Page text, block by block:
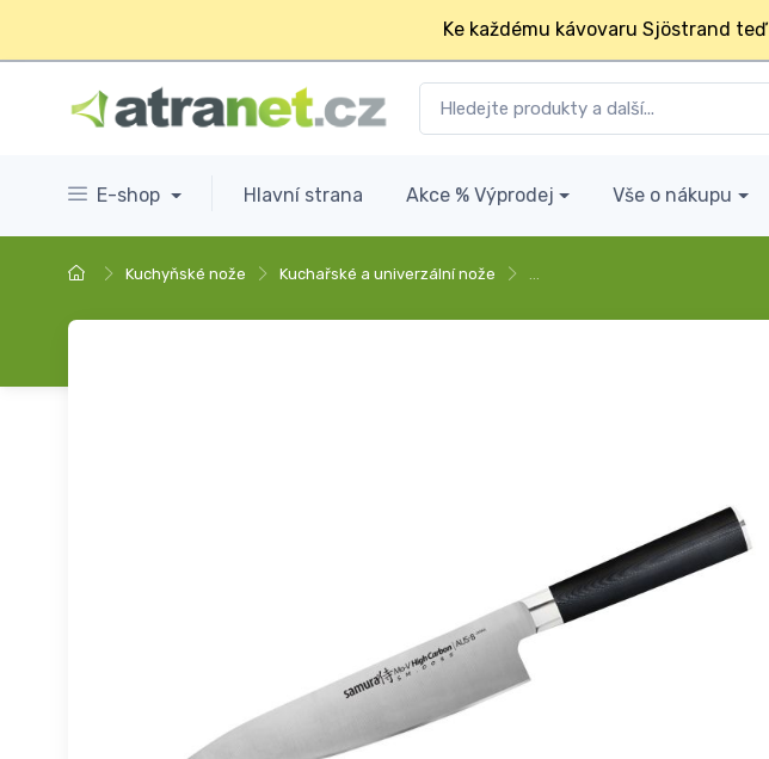
Ke každému kávovaru Sjöstrand teď
E-shop Hlavní strana Akce % Výprodej Vše o nákupu
Kuchyňské nože Kuchařské a univerzální nože